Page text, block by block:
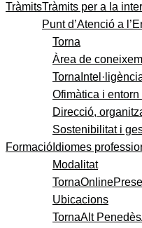
TràmitsTràmits per a la
Punt d’Atenció a
Formació
Torna
Àrea de
Torna
Ofimàtica i entorn
Direcció,
Sostenibilitat i
Idiomes
Modalitat
TornaOnline
Ubicacions
TornaAlt Penedès